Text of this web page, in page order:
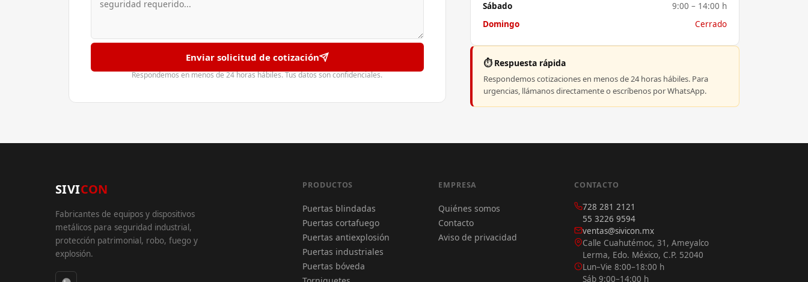
Enviar solicitud de cotización
Respondemos en menos de 24 horas hábiles. Tus datos son confidenciales.
Sábado
9:00 – 14:00 h
Domingo
Cerrado
⏱️ Respuesta rápida
Respondemos cotizaciones en menos de 24 horas hábiles. Para
urgencias, llámanos directamente o escríbenos por WhatsApp.
SIVICON
Fabricantes de equipos y dispositivos
metálicos para seguridad industrial,
protección patrimonial, robo, fuego y
explosión.
PRODUCTOS
Puertas blindadas
Puertas cortafuego
Puertas antiexplosión
Puertas industriales
Puertas bóveda
EMPRESA
Quiénes somos
Contacto
Aviso de privacidad
CONTACTO
728 281 2121
55 3226 9594
ventas@sivicon.mx
Calle Cuahutémoc, 31, Ameyalco
Lerma, Edo. México, C.P. 52040
Lun–Vie 8:00–18:00 h
Sáb 9:00–14:00 h